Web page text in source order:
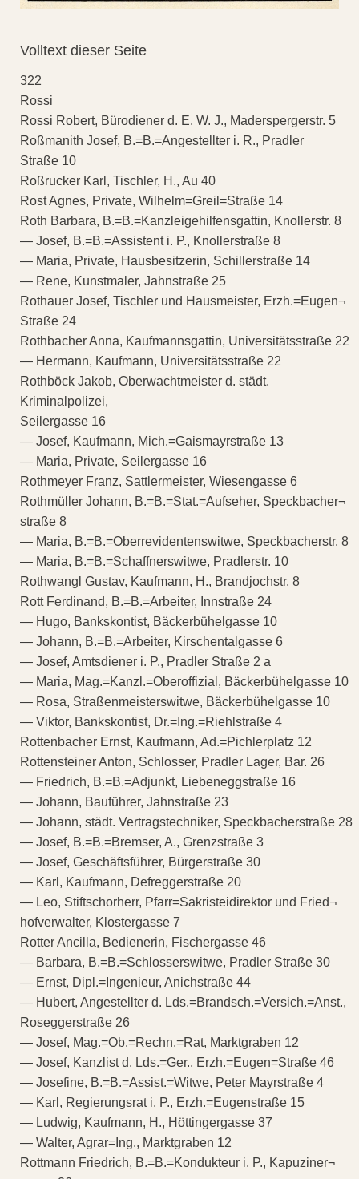
Volltext dieser Seite
322
Rossi
Rossi Robert, Bürodiener d. E. W. J., Maderspergerstr. 5
Roßmanith Josef, B.=B.=Angestellter i. R., Pradler
Straße 10
Roßrucker Karl, Tischler, H., Au 40
Rost Agnes, Private, Wilhelm=Greil=Straße 14
Roth Barbara, B.=B.=Kanzleigehilfensgattin, Knollerstr. 8
— Josef, B.=B.=Assistent i. P., Knollerstraße 8
— Maria, Private, Hausbesitzerin, Schillerstraße 14
— Rene, Kunstmaler, Jahnstraße 25
Rothauer Josef, Tischler und Hausmeister, Erzh.=Eugen¬
Straße 24
Rothbacher Anna, Kaufmannsgattin, Universitätsstraße 22
— Hermann, Kaufmann, Universitätsstraße 22
Rothböck Jakob, Oberwachtmeister d. städt.
Kriminalpolizei,
Seilergasse 16
— Josef, Kaufmann, Mich.=Gaismayrstraße 13
— Maria, Private, Seilergasse 16
Rothmeyer Franz, Sattlermeister, Wiesengasse 6
Rothmüller Johann, B.=B.=Stat.=Aufseher, Speckbacher¬
straße 8
— Maria, B.=B.=Oberrevidentenswitwe, Speckbacherstr. 8
— Maria, B.=B.=Schaffnerswitwe, Pradlerstr. 10
Rothwangl Gustav, Kaufmann, H., Brandjochstr. 8
Rott Ferdinand, B.=B.=Arbeiter, Innstraße 24
— Hugo, Bankskontist, Bäckerbühelgasse 10
— Johann, B.=B.=Arbeiter, Kirschentalgasse 6
— Josef, Amtsdiener i. P., Pradler Straße 2 a
— Maria, Mag.=Kanzl.=Oberoffizial, Bäckerbühelgasse 10
— Rosa, Straßenmeisterswitwe, Bäckerbühelgasse 10
— Viktor, Bankskontist, Dr.=Ing.=Riehlstraße 4
Rottenbacher Ernst, Kaufmann, Ad.=Pichlerplatz 12
Rottensteiner Anton, Schlosser, Pradler Lager, Bar. 26
— Friedrich, B.=B.=Adjunkt, Liebeneggstraße 16
— Johann, Bauführer, Jahnstraße 23
— Johann, städt. Vertragstechniker, Speckbacherstraße 28
— Josef, B.=B.=Bremser, A., Grenzstraße 3
— Josef, Geschäftsführer, Bürgerstraße 30
— Karl, Kaufmann, Defreggerstraße 20
— Leo, Stiftschorherr, Pfarr=Sakristeidirektor und Fried¬
hofverwalter, Klostergasse 7
Rotter Ancilla, Bedienerin, Fischergasse 46
— Barbara, B.=B.=Schlosserswitwe, Pradler Straße 30
— Ernst, Dipl.=Ingenieur, Anichstraße 44
— Hubert, Angestellter d. Lds.=Brandsch.=Versich.=Anst.,
Roseggerstraße 26
— Josef, Mag.=Ob.=Rechn.=Rat, Marktgraben 12
— Josef, Kanzlist d. Lds.=Ger., Erzh.=Eugen=Straße 46
— Josefine, B.=B.=Assist.=Witwe, Peter Mayrstraße 4
— Karl, Regierungsrat i. P., Erzh.=Eugenstraße 15
— Ludwig, Kaufmann, H., Höttingergasse 37
— Walter, Agrar=Ing., Marktgraben 12
Rottmann Friedrich, B.=B.=Kondukteur i. P., Kapuziner¬